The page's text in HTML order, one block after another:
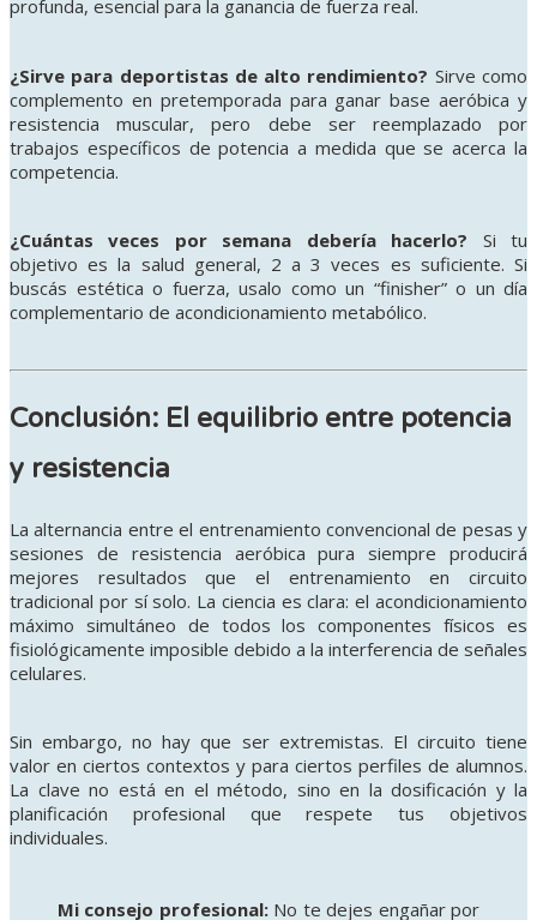
profunda, esencial para la ganancia de fuerza real.
¿Sirve para deportistas de alto rendimiento? Sirve como
complemento en pretemporada para ganar base aeróbica y
resistencia muscular, pero debe ser reemplazado por
trabajos específicos de potencia a medida que se acerca la
competencia.
¿Cuántas veces por semana debería hacerlo? Si tu
objetivo es la salud general, 2 a 3 veces es suficiente. Si
buscás estética o fuerza, usalo como un “finisher” o un día
complementario de acondicionamiento metabólico.
Conclusión: El equilibrio entre potencia
y resistencia
La alternancia entre el entrenamiento convencional de pesas y
sesiones de resistencia aeróbica pura siempre producirá
mejores resultados que el entrenamiento en circuito
tradicional por sí solo. La ciencia es clara: el acondicionamiento
máximo simultáneo de todos los componentes físicos es
fisiológicamente imposible debido a la interferencia de señales
celulares.
Sin embargo, no hay que ser extremistas. El circuito tiene
valor en ciertos contextos y para ciertos perfiles de alumnos.
La clave no está en el método, sino en la dosificación y la
planificación profesional que respete tus objetivos
individuales.
Mi consejo profesional:No te dejes engañar por